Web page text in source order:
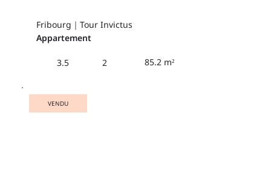
Fribourg｜Tour Invictus
Appartement
3.5 2 85.2 m²
VENDU